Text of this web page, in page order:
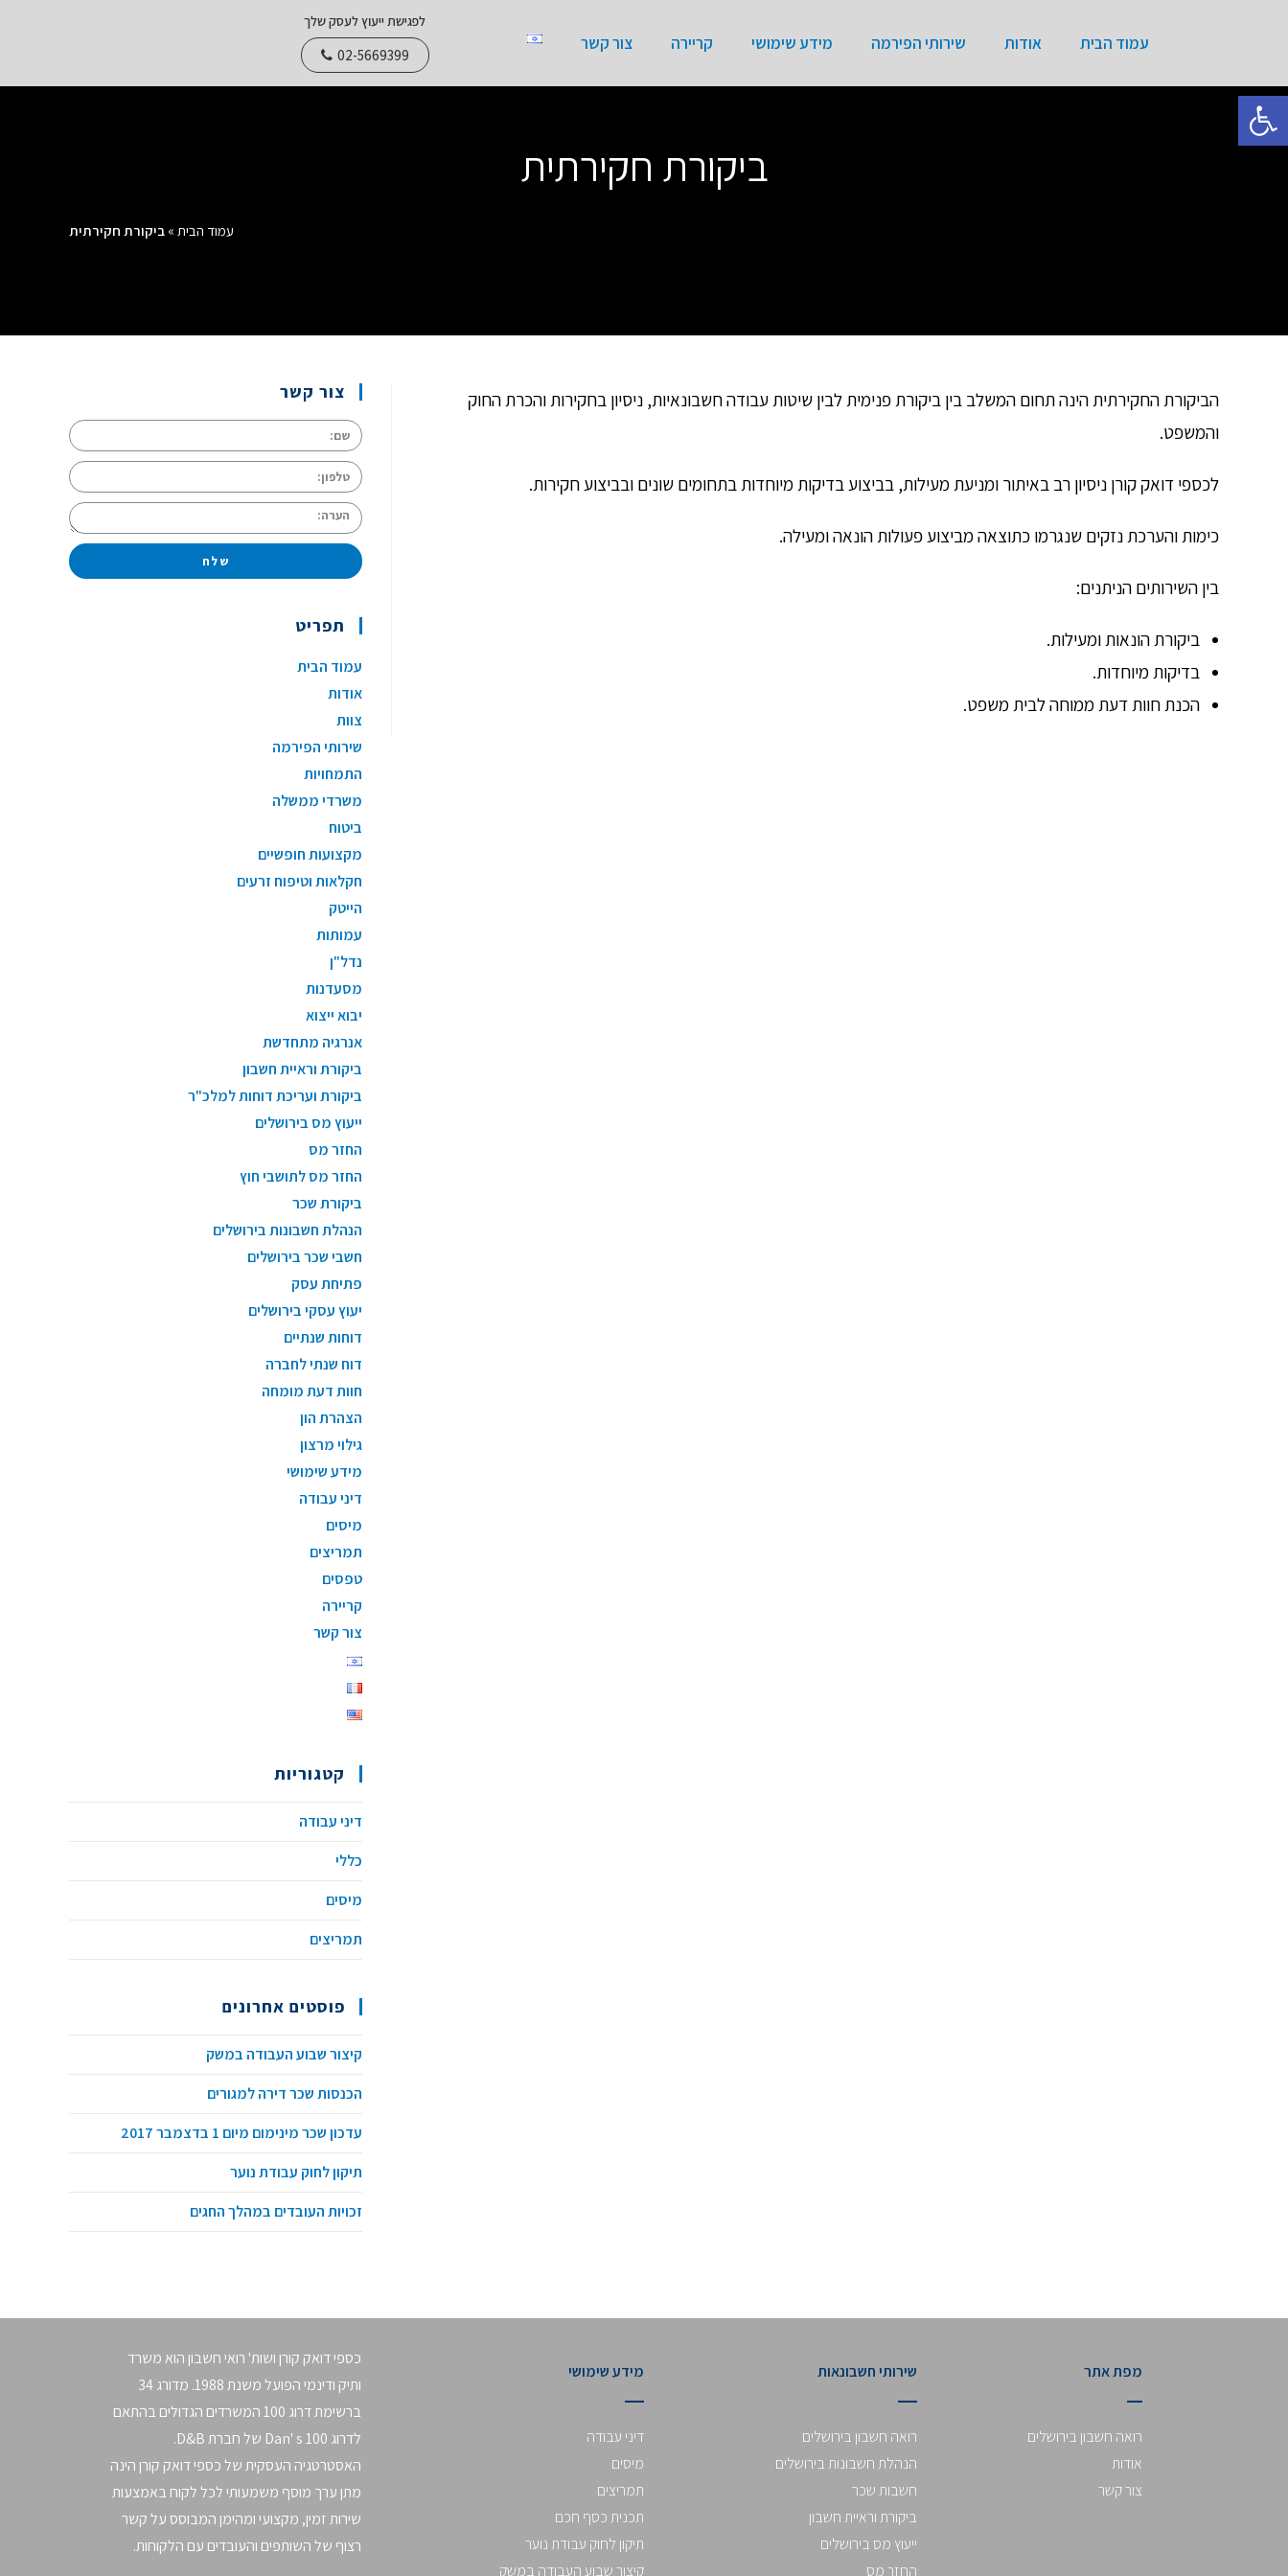
עמוד הבית אודות שירותי הפירמה מידע שימושי קריירה צור קשר
לפגישת ייעוץ לעסק שלך
02-5669399
ביקורת חקירתית
עמוד הבית » ביקורת חקירתית
הביקורת החקירתית הינה תחום המשלב בין ביקורת פנימית לבין שיטות עבודה חשבונאיות, ניסיון בחקירות והכרת החוק
והמשפט.
לכספי דואק קורן ניסיון רב באיתור ומניעת מעילות, בביצוע בדיקות מיוחדות בתחומים שונים ובביצוע חקירות.
כימות והערכת נזקים שנגרמו כתוצאה מביצוע פעולות הונאה ומעילה.
בין השירותים הניתנים:
ביקורת הונאות ומעילות.
בדיקות מיוחדות.
הכנת חוות דעת ממוחה לבית משפט.
צור קשר
שלח
תפריט
עמוד הבית
אודות
צוות
שירותי הפירמה
התמחויות
משרדי ממשלה
ביטוח
מקצועות חופשיים
חקלאות וטיפוח זרעים
הייטק
עמותות
נדל"ן
מסעדנות
יבוא ייצוא
אנרגיה מתחדשת
ביקורת וראיית חשבון
ביקורת ועריכת דוחות למלכ"ר
ייעוץ מס בירושלים
החזר מס
החזר מס לתושבי חוץ
ביקורת שכר
הנהלת חשבונות בירושלים
חשבי שכר בירושלים
פתיחת עסק
יעוץ עסקי בירושלים
דוחות שנתיים
דוח שנתי לחברה
חוות דעת מומחה
הצהרת הון
גילוי מרצון
מידע שימושי
דיני עבודה
מיסים
תמריצים
טפסים
קריירה
צור קשר
קטגוריות
דיני עבודה
כללי
מיסים
תמריצים
פוסטים אחרונים
קיצור שבוע העבודה במשק
הכנסות שכר דירה למגורים
עדכון שכר מינימום מיום 1 בדצמבר 2017
תיקון לחוק עבודת נוער
זכויות העובדים במהלך החגים
מפת אתר
רואה חשבון בירושלים
אודות
צור קשר
שירותי חשבונאות
רואה חשבון בירושלים
הנהלת חשבונות בירושלים
חשבות שכר
ביקורת וראיית חשבון
ייעוץ מס בירושלים
החזר מס
מידע שימושי
דיני עבודה
מיסים
תמריצים
תכנית כסף חכם
תיקון לחוק עבודת נוער
קיצור שבוע העבודה במשק
כספי דואק קורן ושות' רואי חשבון הוא משרד
ותיק ודינמי הפועל משנת 1988. מדורג 34
ברשימת דרוג 100 המשרדים הגדולים בהתאם
לדרוג Dan' s 100 של חברת D&B.
האסטרטגיה העסקית של כספי דואק קורן הינה
מתן ערך מוסף משמעותי לכל לקוח באמצעות
שירות זמין, מקצועי ומהימן המבוסס על קשר
רצוף של השותפים והעובדים עם הלקוחות.
פתח סרגל נגישות